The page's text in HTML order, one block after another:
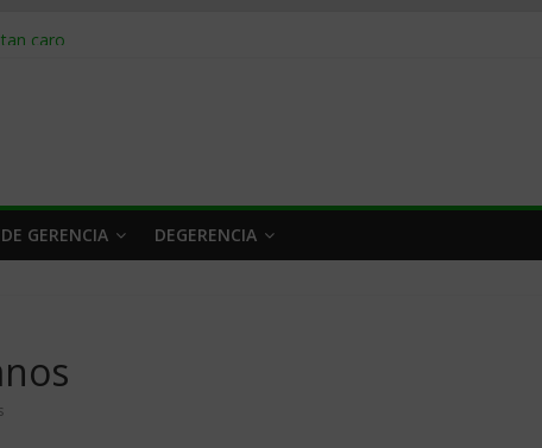
en 2026
qué hacer
y venderle
GERENCIA DEGERENCIA